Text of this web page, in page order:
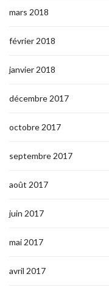
mars 2018
février 2018
janvier 2018
décembre 2017
octobre 2017
septembre 2017
août 2017
juin 2017
mai 2017
avril 2017